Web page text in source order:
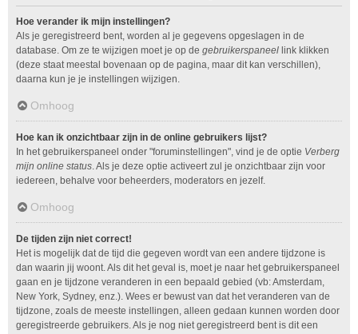
Hoe verander ik mijn instellingen?
Als je geregistreerd bent, worden al je gegevens opgeslagen in de
database. Om ze te wijzigen moet je op de gebruikerspaneel link klikken
(deze staat meestal bovenaan op de pagina, maar dit kan verschillen),
daarna kun je je instellingen wijzigen.
Omhoog
Hoe kan ik onzichtbaar zijn in de online gebruikers lijst?
In het gebruikerspaneel onder "foruminstellingen", vind je de optie Verberg
mijn online status. Als je deze optie activeert zul je onzichtbaar zijn voor
iedereen, behalve voor beheerders, moderators en jezelf.
Omhoog
De tijden zijn niet correct!
Het is mogelijk dat de tijd die gegeven wordt van een andere tijdzone is
dan waarin jij woont. Als dit het geval is, moet je naar het gebruikerspaneel
gaan en je tijdzone veranderen in een bepaald gebied (vb: Amsterdam,
New York, Sydney, enz.). Wees er bewust van dat het veranderen van de
tijdzone, zoals de meeste instellingen, alleen gedaan kunnen worden door
geregistreerde gebruikers. Als je nog niet geregistreerd bent is dit een